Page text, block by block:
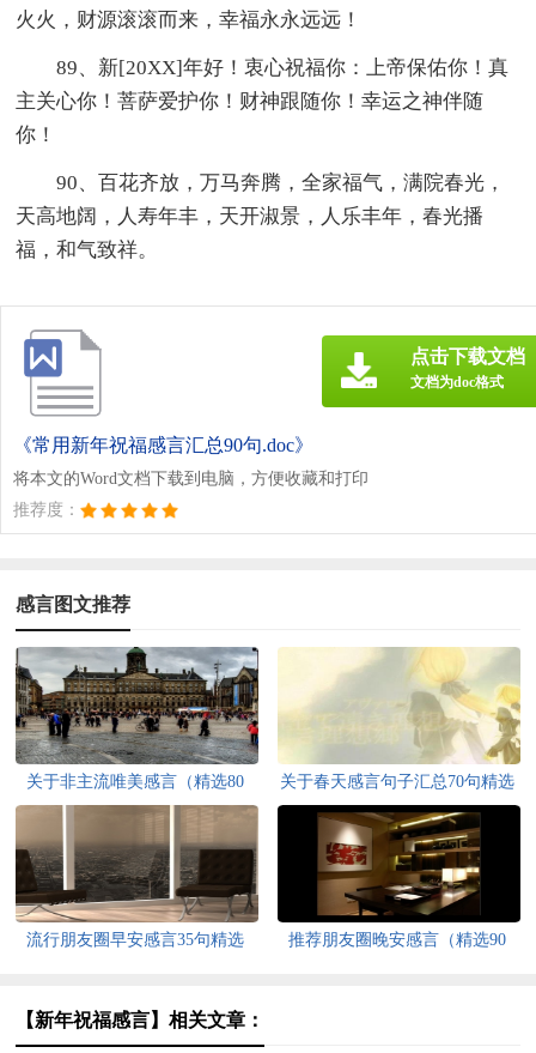
火火，财源滚滚而来，幸福永永远远！
89、新[20XX]年好！衷心祝福你：上帝保佑你！真
主关心你！菩萨爱护你！财神跟随你！幸运之神伴随
你！
90、百花齐放，万马奔腾，全家福气，满院春光，
天高地阔，人寿年丰，天开淑景，人乐丰年，春光播
福，和气致祥。
《常用新年祝福感言汇总90句.doc》
将本文的Word文档下载到电脑，方便收藏和打印
推荐度：
点击下载文档
文档为doc格式
感言图文推荐
关于非主流唯美感言（精选80
句）
关于春天感言句子汇总70句精选
流行朋友圈早安感言35句精选
推荐朋友圈晚安感言（精选90
【新年祝福感言】相关文章：